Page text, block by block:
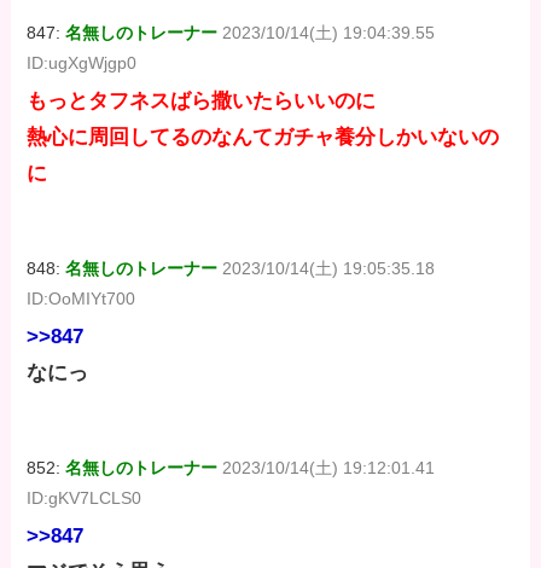
847:名無しのトレーナー 2023/10/14(土) 19:04:39.55
ID:ugXgWjgp0
もっとタフネスばら撒いたらいいのに
熱心に周回してるのなんてガチャ養分しかいないの
に
848:名無しのトレーナー 2023/10/14(土) 19:05:35.18
ID:OoMIYt700
>>847
なにっ
852:名無しのトレーナー 2023/10/14(土) 19:12:01.41
ID:gKV7LCLS0
>>847